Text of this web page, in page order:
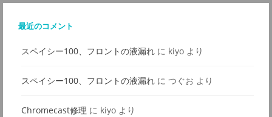
最近のコメント
スペイシー100、フロントの液漏れ に kiyo より
スペイシー100、フロントの液漏れ に つぐお より
Chromecast修理 に kiyo より